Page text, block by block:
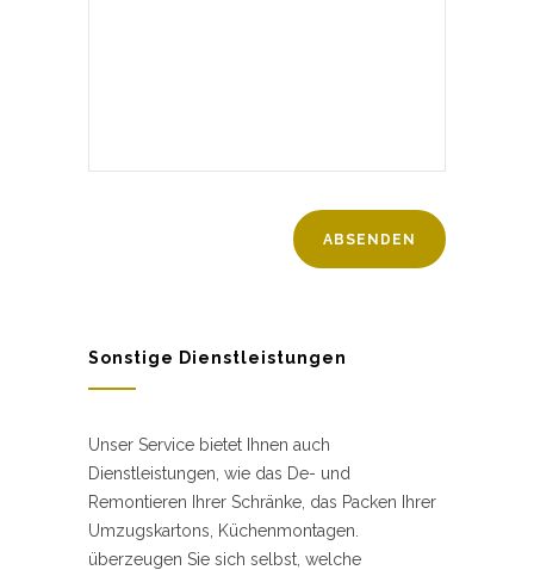
Sonstige Dienstleistungen
Unser Service bietet Ihnen auch
Dienstleistungen, wie das De- und
Remontieren Ihrer Schränke, das Packen Ihrer
Umzugskartons, Küchenmontagen.
überzeugen Sie sich selbst, welche